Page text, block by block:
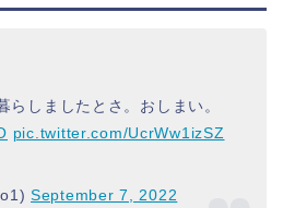
らしましたとさ。おしまい。
pic.twitter.com/UcrWw1izSZ
September 7, 2022